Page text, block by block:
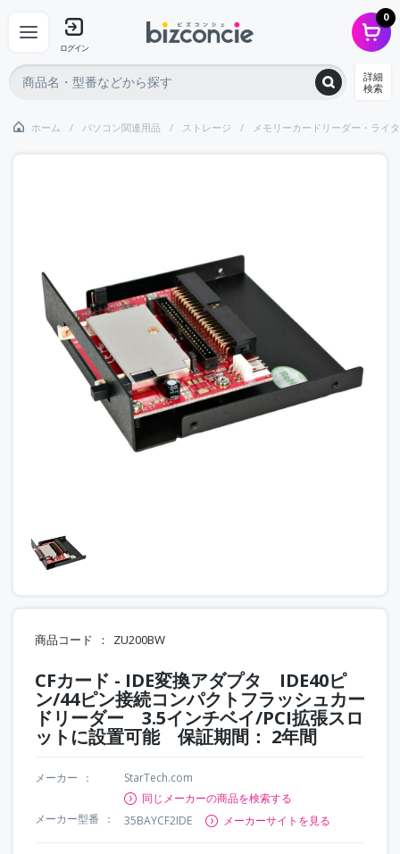
ログイン
0
詳細
検索
ホーム パソコン関連用品 ストレージ メモリーカードリーダー・ライ
商品コード ZU200BW
CFカード - IDE変換アダプタ IDE40ピ
ン/44ピン接続コンパクトフラッシュカー
ドリーダー 3.5インチベイ/PCI拡張スロ
ットに設置可能 保証期間： 2年間
メーカー
StarTech.com
同じメーカーの商品を検索する
メーカー型番
35BAYCF2IDE メーカーサイトを見る